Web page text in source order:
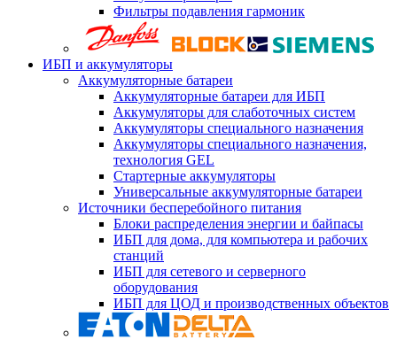
Фильтры подавления гармоник
ИБП и аккумуляторы
Аккумуляторные батареи
Аккумуляторные батареи для ИБП
Аккумуляторы для слаботочных систем
Аккумуляторы специального назначения
Аккумуляторы специального назначения,
технология GEL
Стартерные аккумуляторы
Универсальные аккумуляторные батареи
Источники бесперебойного питания
Блоки распределения энергии и байпасы
ИБП для дома, для компьютера и рабочих
станций
ИБП для сетевого и серверного
оборудования
ИБП для ЦОД и производственных объектов